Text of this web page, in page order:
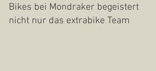
Bikes bei Mondraker begeistert
nicht nur das extrabike Team